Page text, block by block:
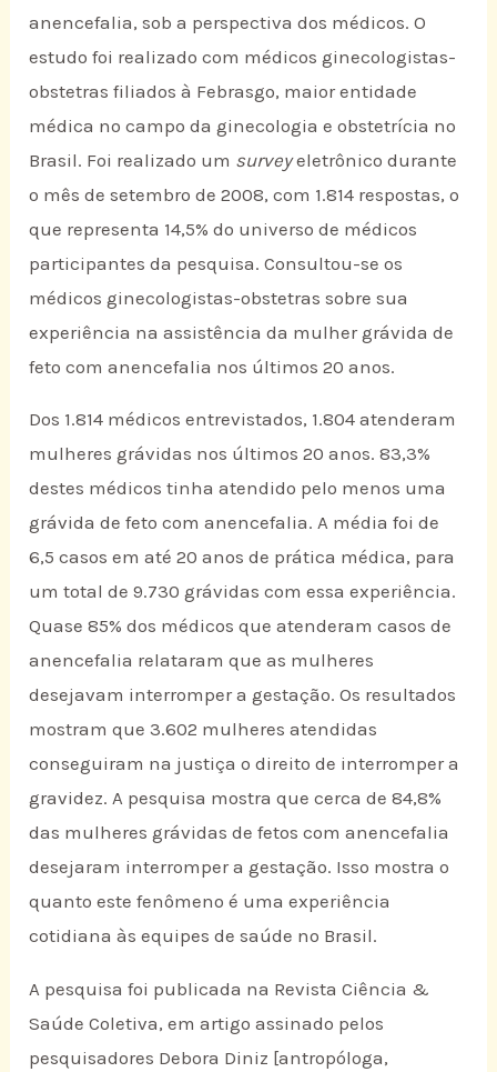
anencefalia, sob a perspectiva dos médicos. O
estudo foi realizado com médicos ginecologistas-
obstetras filiados à Febrasgo, maior entidade
médica no campo da ginecologia e obstetrícia no
Brasil. Foi realizado um surveyeletrônico durante
o mês de setembro de 2008, com 1.814 respostas, o
que representa 14,5% do universo de médicos
participantes da pesquisa. Consultou-se os
médicos ginecologistas-obstetras sobre sua
experiência na assistência da mulher grávida de
feto com anencefalia nos últimos 20 anos.
Dos 1.814 médicos entrevistados, 1.804 atenderam
mulheres grávidas nos últimos 20 anos. 83,3%
destes médicos tinha atendido pelo menos uma
grávida de feto com anencefalia. A média foi de
6,5 casos em até 20 anos de prática médica, para
um total de 9.730 grávidas com essa experiência.
Quase 85% dos médicos que atenderam casos de
anencefalia relataram que as mulheres
desejavam interromper a gestação. Os resultados
mostram que 3.602 mulheres atendidas
conseguiram na justiça o direito de interromper a
gravidez. A pesquisa mostra que cerca de 84,8%
das mulheres grávidas de fetos com anencefalia
desejaram interromper a gestação. Isso mostra o
quanto este fenômeno é uma experiência
cotidiana às equipes de saúde no Brasil.
A pesquisa foi publicada na Revista Ciência &
Saúde Coletiva, em artigo assinado pelos
pesquisadores Debora Diniz [antropóloga,